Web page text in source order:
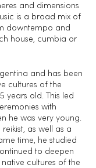
and dimensions
is a broad mix of
downtempo and
house, cumbia or
and has been
cultures of the
years old. This led
with
he was very young.
as well as a
time, he studied
to deepen
cultures of the